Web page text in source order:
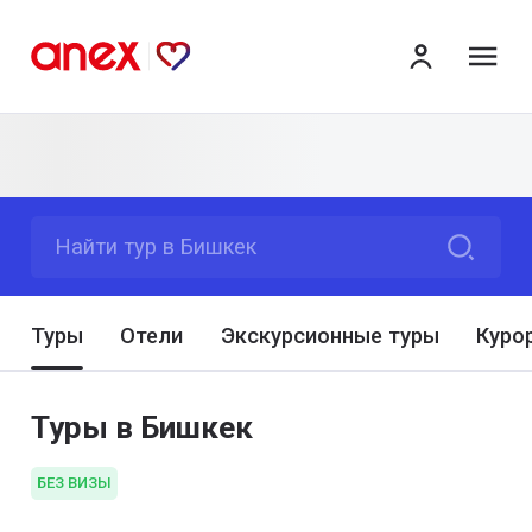
Найти тур в Бишкек
Туры Отели Экскурсионные туры
Туры в Бишкек
БЕЗ ВИЗЫ